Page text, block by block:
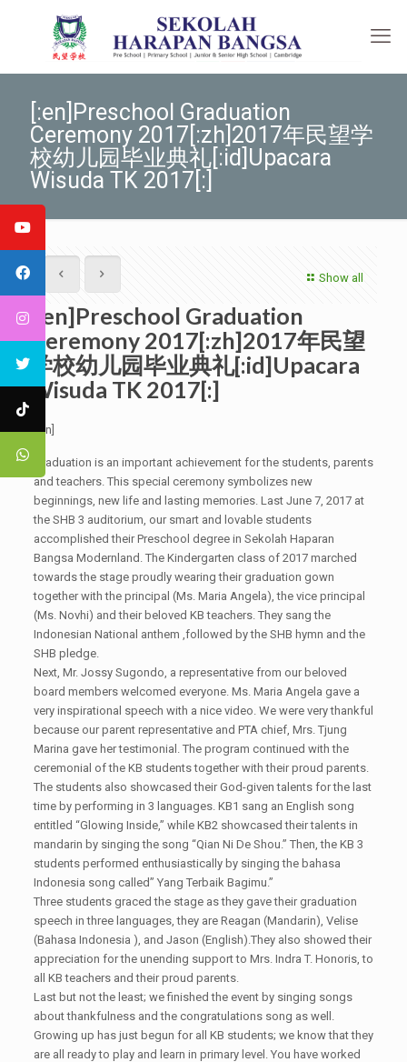
[:en]Preschool Graduation
Ceremony 2017[:zh]2017年民望学
校幼儿园毕业典礼[:id]Upacara
Wisuda TK 2017[:]
Show all
[:en]Preschool Graduation
Ceremony 2017[:zh]2017年民望
学校幼儿园毕业典礼[:id]Upacara
Wisuda TK 2017[:]
[:en]
Graduation is an important achievement for the students, parents
and teachers. This special ceremony symbolizes new
beginnings, new life and lasting memories. Last June 7, 2017 at
the SHB 3 auditorium, our smart and lovable students
accomplished their Preschool degree in Sekolah Haparan
Bangsa Modernland. The Kindergarten class of 2017 marched
towards the stage proudly wearing their graduation gown
together with the principal (Ms. Maria Angela), the vice principal
(Ms. Novhi) and their beloved KB teachers. They sang the
Indonesian National anthem ,followed by the SHB hymn and the
SHB pledge.
Next, Mr. Jossy Sugondo, a representative from our beloved
board members welcomed everyone. Ms. Maria Angela gave a
very inspirational speech with a nice video. We were very thankful
because our parent representative and PTA chief, Mrs. Tjung
Marina gave her testimonial. The program continued with the
ceremonial of the KB students together with their proud parents.
The students also showcased their God-given talents for the last
time by performing in 3 languages. KB1 sang an English song
entitled “Glowing Inside,” while KB2 showcased their talents in
mandarin by singing the song “Qian Ni De Shou.” Then, the KB 3
students performed enthusiastically by singing the bahasa
Indonesia song called” Yang Terbaik Bagimu.”
Three students graced the stage as they gave their graduation
speech in three languages, they are Reagan (Mandarin), Velise
(Bahasa Indonesia ), and Jason (English).They also showed their
appreciation for the unending support to Mrs. Indra T. Honoris, to
all KB teachers and their proud parents.
Last but not the least; we finished the event by singing songs
about thankfulness and the congratulations song as well.
Growing up has just begun for all KB students; we know that they
are all ready to play and learn in primary level. You have worked